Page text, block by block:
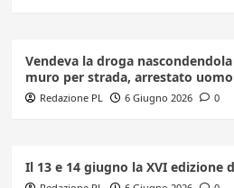
Vendeva la droga
muro per strada, arrestato
Redazione PL 6 Giugno 2026 0
Il 13 e 14 giugno la XVI edizione